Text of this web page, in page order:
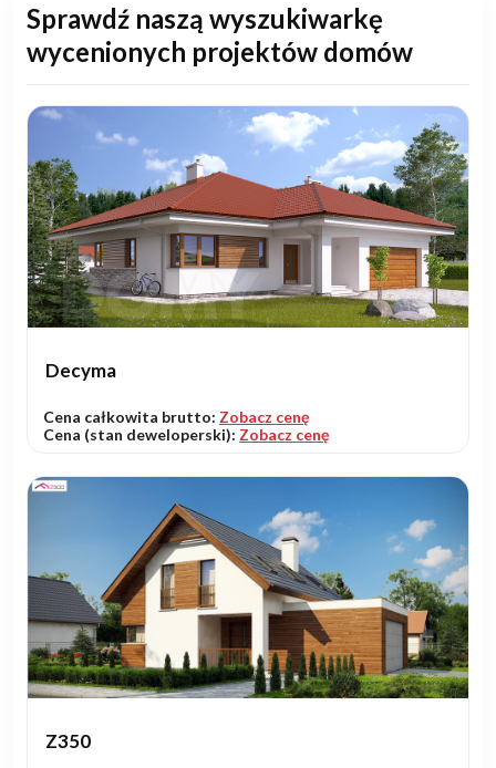
Sprawdź naszą wyszukiwarkę
wycenionych projektów domów
Decyma
Cena całkowita brutto: Zobacz cenę
Cena (stan deweloperski): Zobacz cenę
Z350